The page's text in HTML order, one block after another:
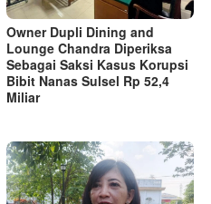
Owner Dupli Dining and
Lounge Chandra Diperiksa
Sebagai Saksi Kasus Korupsi
Bibit Nanas Sulsel Rp 52,4
Miliar